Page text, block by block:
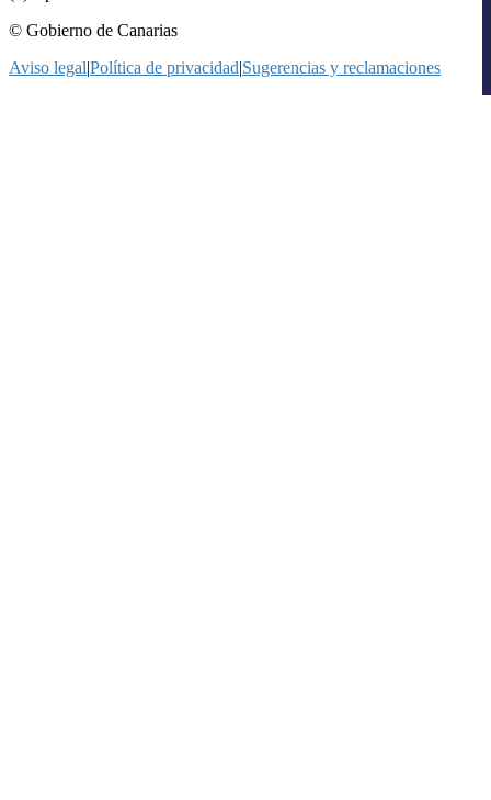
© Gobierno de Canarias
Aviso legal|Política de privacidad|Sugerencias y reclamaciones